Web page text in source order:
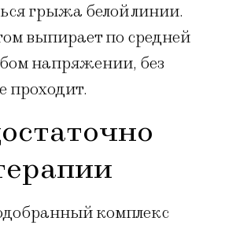
грыжа белой линии.
выпирает по средней
напряжении, без
проходит.
комплекс